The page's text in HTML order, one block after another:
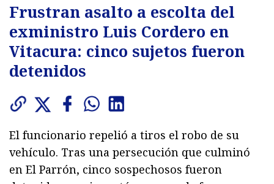
Frustran asalto a escolta del
exministro Luis Cordero en
Vitacura: cinco sujetos fueron
detenidos
El funcionario repelió a tiros el robo de su
vehículo. Tras una persecución que culminó
en El Parrón, cinco sospechosos fueron